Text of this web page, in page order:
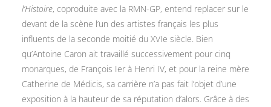
l’Histoire, coproduite avec la RMN-GP, entend replacer sur le
devant de la scène l’un des artistes français les plus
influents de la seconde moitié du XVIe siècle. Bien
qu’Antoine Caron ait travaillé successivement pour cinq
monarques, de François Ier à Henri IV, et pour la reine mère
Catherine de Médicis, sa carrière n’a pas fait l’objet d’une
exposition à la hauteur de sa réputation d’alors. Grâce à des